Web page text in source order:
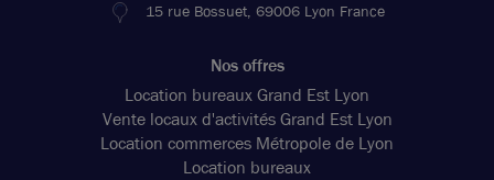
15 rue Bossuet, 69006 Lyon France
Nos offres
Location bureaux Grand Est Lyon
Vente locaux d'activités Grand Est Lyon
Location commerces Métropole de Lyon
Location bureaux